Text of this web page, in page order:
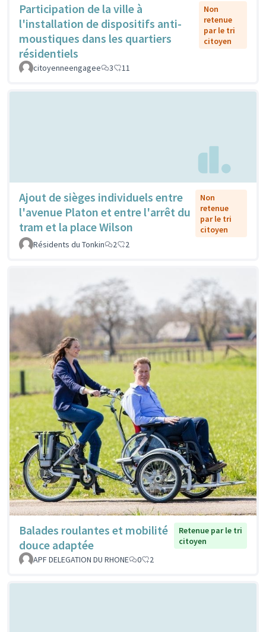
Participation de la ville à
l'installation de dispositifs anti-
moustiques dans les quartiers
résidentiels
Non
retenue
par le tri
citoyen
citoyenneengagee 3 11
Ajout de sièges individuels entre
l'avenue Platon et entre l'arrêt du
tram et la place Wilson
Non
retenue
par le tri
citoyen
Résidents du Tonkin
2 2
Balades roulantes et mobilité
douce adaptée
Retenue par le tri
citoyen
APF DELEGATION DU RHONE
0 2